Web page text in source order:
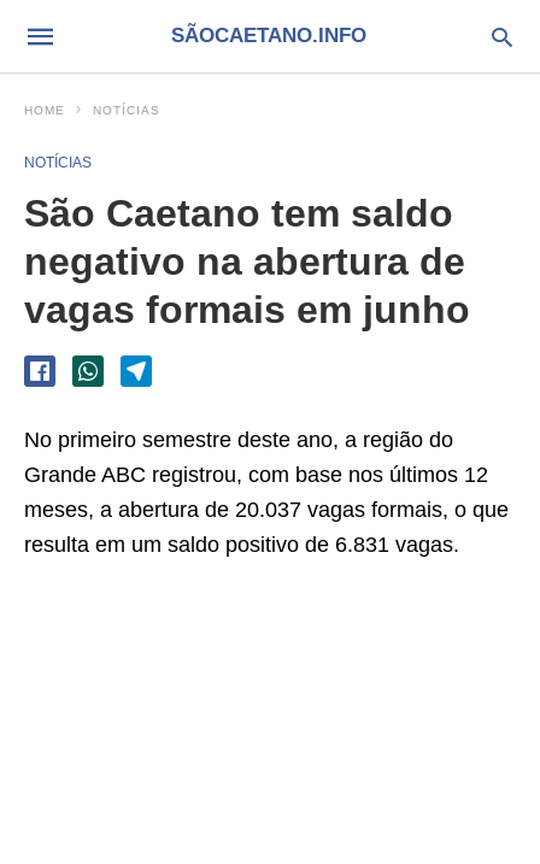
SÃOCAETANO.INFO
HOME NOTÍCIAS
NOTÍCIAS
São Caetano tem saldo
negativo na abertura de
vagas formais em junho
No primeiro semestre deste ano, a região do
Grande ABC registrou, com base nos últimos 12
meses, a abertura de 20.037 vagas formais, o que
resulta em um saldo positivo de 6.831 vagas.